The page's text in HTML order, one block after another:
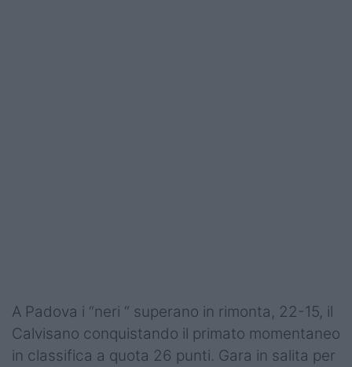
A Padova i “neri “ superano in rimonta, 22-15, il
Calvisano conquistando il primato momentaneo
in classifica a quota 26 punti. Gara in salita per